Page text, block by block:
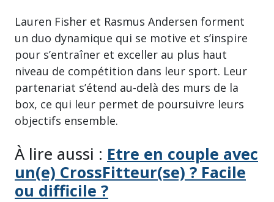
Lauren Fisher et Rasmus Andersen forment
un duo dynamique qui se motive et s’inspire
pour s’entraîner et exceller au plus haut
niveau de compétition dans leur sport. Leur
partenariat s’étend au-delà des murs de la
box, ce qui leur permet de poursuivre leurs
objectifs ensemble.
À lire aussi : Etre en couple avec
un(e) CrossFitteur(se) ? Facile
ou difficile ?